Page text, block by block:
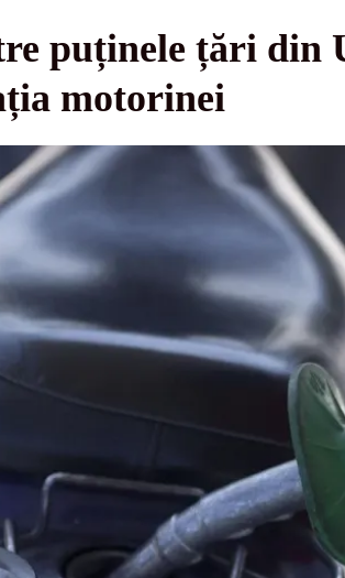
puținele țări din
motorinei